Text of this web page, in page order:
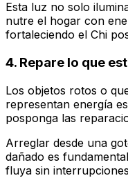
Esta luz no solo
nutre el hogar con
fortaleciendo el Chi
4. Repare lo que
Los objetos rotos o
representan energía
posponga las
Arreglar desde una
dañado es
fluya sin